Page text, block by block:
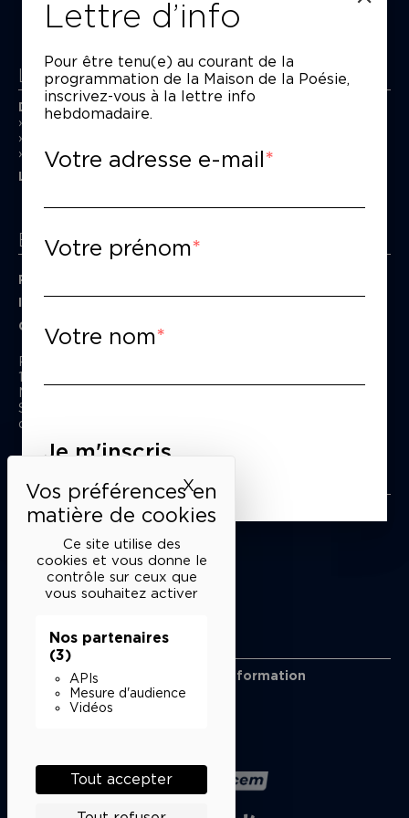
Ce site utilise des
cookies et vous donne le
contrôle sur ceux que
vous souhaitez activer
Nos partenaires
(3)
APIs
Mesure d'audience
Vidéos
Tout accepter
XMasquer le bandeau des
La Maison de la Poésie
Découvrir
En photos
Nos partenaires
L’équipe
Espace pro
Privatiser une salle
Informations techniques
Contact presse
Passage Moliėre
157, rue Saint-Martin - 75003 Paris
M° Rambuteau - RER Les Halles
Standard tél : 01 44 54 53 00
du mardi au samedi de 15h à 18h
Liens utiles
Mentions légales
Conditions générales de vente
Cookies
Restons en lien
Inscrivez-vous à notre lettre d’information
Suivez-nous sur les réseaux
Lettre d’info
Pour être tenu(e) au courant de la
programmation de la Maison de la Poésie,
inscrivez-vous à la lettre info
hebdomadaire.
Votre adresse e-mail
Votre prénom
Votre nom
Je m'inscris